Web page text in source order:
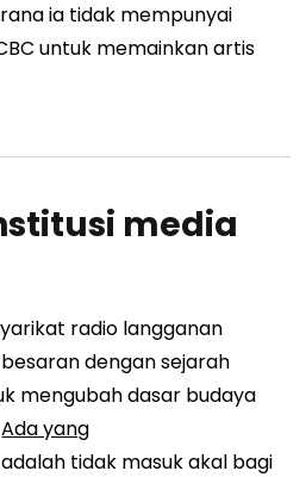
ia tidak mempunyai
untuk memainkan artis
media
radio langganan
dengan sejarah
mengubah dasar budaya
Ada yang
tidak masuk akal bagi